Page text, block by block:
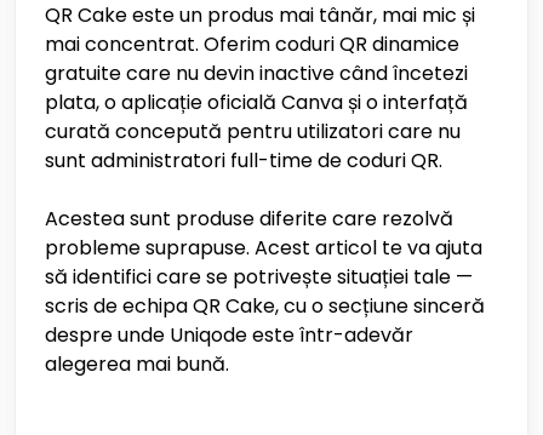
QR Cake este un produs mai tânăr, mai mic și
mai concentrat. Oferim coduri QR dinamice
gratuite care nu devin inactive când încetezi
plata, o aplicație oficială Canva și o interfață
curată concepută pentru utilizatori care nu
sunt administratori full-time de coduri QR.
Acestea sunt produse diferite care rezolvă
probleme suprapuse. Acest articol te va ajuta
să identifici care se potrivește situației tale —
scris de echipa QR Cake, cu o secțiune sinceră
despre unde Uniqode este într-adevăr
alegerea mai bună.